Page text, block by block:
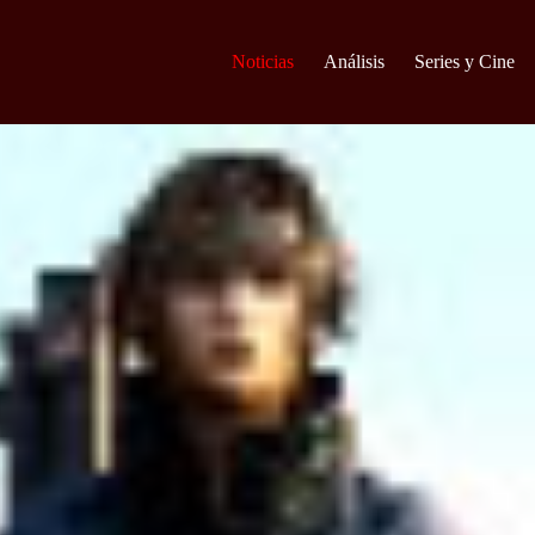
Noticias Análisis Series y Cine